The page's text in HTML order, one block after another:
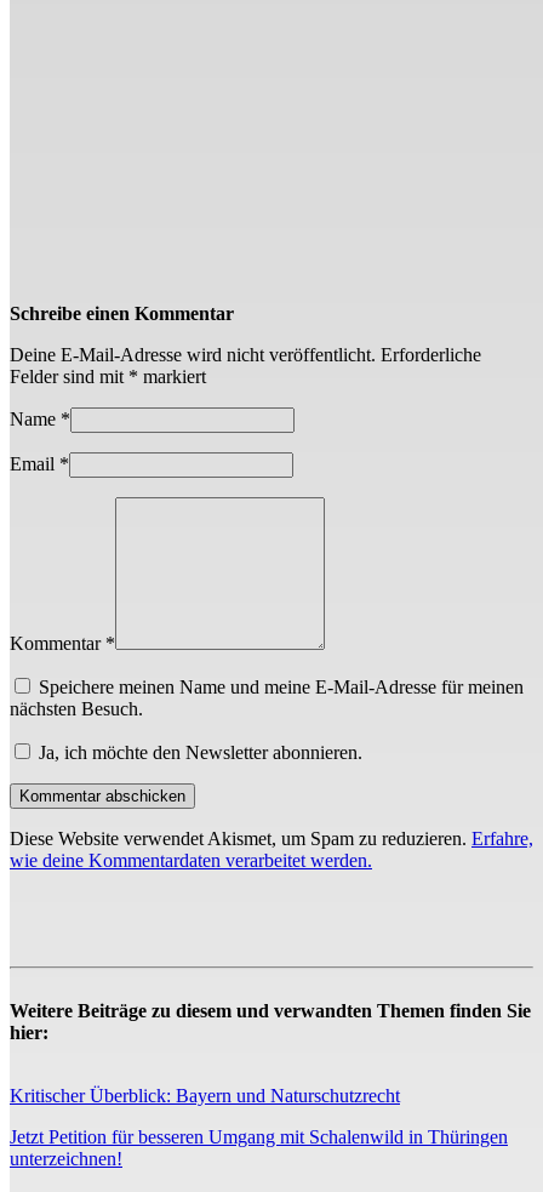
Schreibe einen Kommentar
Deine E-Mail-Adresse wird nicht veröffentlicht. Erforderliche
Felder sind mit * markiert
Name *
Email *
Kommentar *
Speichere meinen Name und meine E-Mail-Adresse für meinen
nächsten Besuch.
Ja, ich möchte den Newsletter abonnieren.
Diese Website verwendet Akismet, um Spam zu reduzieren. Erfahre,
wie deine Kommentardaten verarbeitet werden.
Weitere Beiträge zu diesem und verwandten Themen finden Sie
hier:
Kritischer Überblick: Bayern und Naturschutzrecht
Jetzt Petition für besseren Umgang mit Schalenwild in Thüringen
unterzeichnen!